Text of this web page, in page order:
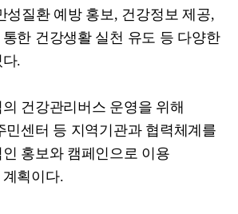
성질환 예방 홍보, 건강정보 제공,
한 건강생활 실천 유도 등 다양한
다.
건강관리버스 운영을 위해
민센터 등 지역기관과 협력체계를
홍보와 캠페인으로 이용
획이다.